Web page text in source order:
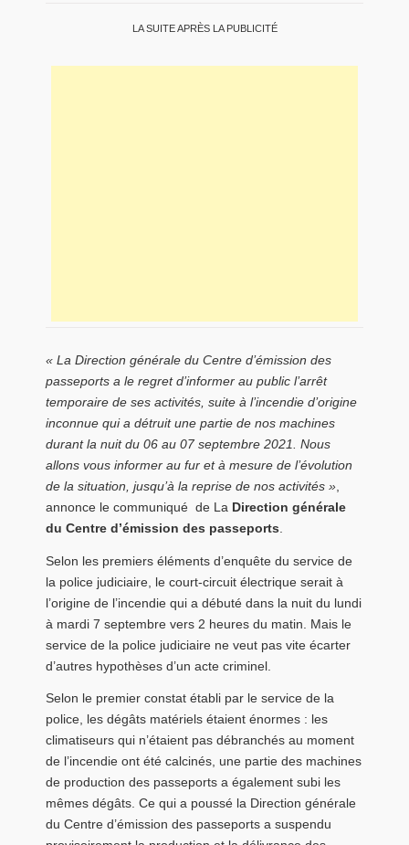
LA SUITE APRÈS LA PUBLICITÉ
« La Direction générale du Centre d’émission des
passeports a le regret d’informer au public l’arrêt
temporaire de ses activités, suite à l’incendie d’origine
inconnue qui a détruit une partie de nos machines
durant la nuit du 06 au 07 septembre 2021. Nous
allons vous informer au fur et à mesure de l’évolution
de la situation, jusqu’à la reprise de nos activités »
annonce le communiqué de La Direction générale
du Centre d’émission des passeports
Selon les premiers éléments d’enquête du service de
la police judiciaire, le court-circuit électrique serait à
l’origine de l’incendie qui a débuté dans la nuit du lundi
à mardi 7 septembre vers 2 heures du matin. Mais le
service de la police judiciaire ne veut pas vite écarter
d’autres hypothèses d’un acte criminel.
Selon le premier constat établi par le service de la
police, les dégâts matériels étaient énormes : les
climatiseurs qui n’étaient pas débranchés au moment
de l’incendie ont été calcinés, une partie des machines
de production des passeports a également subi les
mêmes dégâts. Ce qui a poussé la Direction générale
du Centre d’émission des passeports a suspendu